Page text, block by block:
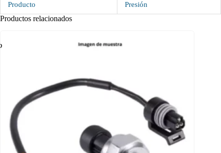
Producto Presión
Productos relacionados